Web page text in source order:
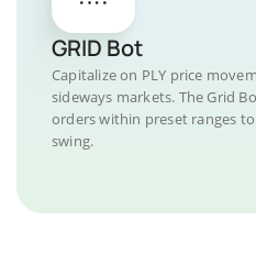
GRID Bot
Capitalize on PLY price
sideways markets. The Grid
orders within preset ranges
swing.